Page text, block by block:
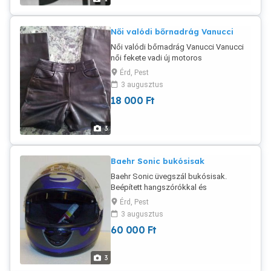
hőkompenzátorral rendelkező
technológia. A képen látható
dobozában, összes papírjával.. Az ár
FIX !!! Csere, beszámítás nem érdekel.
3
Női valódi bőrnadrág Vanucci
Női valódi bőrnadrág Vanucci Vanucci
női fekete vadi új motoros
farmerszabású bőrnadrág 31-es
méretben fél áron eladó. 1,2-1,4 mm-es
anyagvastagság, nem
összetévesztendő a divat bőr
Érd, Pest
3 augusztus
18 000 Ft
3
Baehr Sonic bukósisak
Baehr Sonic üvegszál bukósisak.
Beépített hangszórókkal és
elektronikus kondenzátor mikrofonnal.
M-es méret, matt kék. Az egyik
leghalkabb sisak. Fél áron. Csak a
fejszett külön közel 50 ezer Ft, ami
Érd, Pest
3 augusztus
60 000 Ft